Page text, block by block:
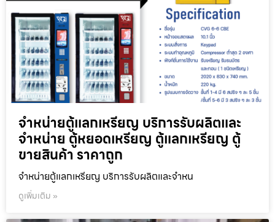
จำหน่ายตู้แลกเหรียญ บริการรับผลิตและ
จำหน่าย ตู้หยอดเหรียญ ตู้แลกเหรียญ ตู้
ขายสินค้า ราคาถูก
จำหน่ายตู้แลกเหรียญ บริการรับผลิตและจำหน
ดูเพิ่มเติม »